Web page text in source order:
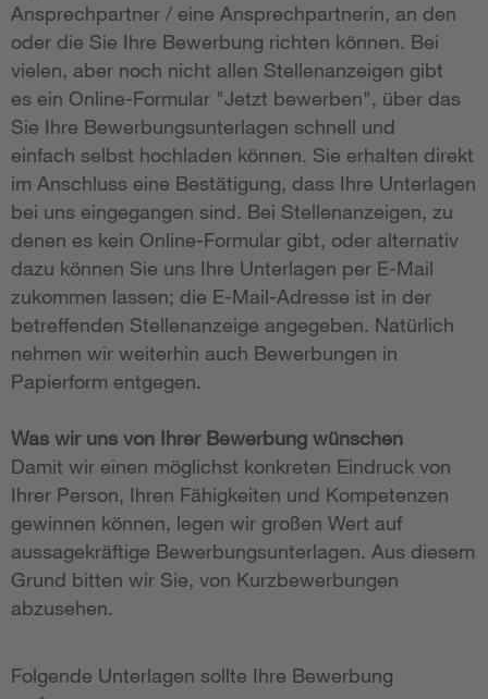
Ansprechpartner / eine Ansprechpartnerin, an den
oder die Sie Ihre Bewerbung richten können. Bei
vielen, aber noch nicht allen Stellenanzeigen gibt
es ein Online-Formular "Jetzt bewerben", über das
Sie Ihre Bewerbungsunterlagen schnell und
einfach selbst hochladen können. Sie erhalten direkt
im Anschluss eine Bestätigung, dass Ihre Unterlagen
bei uns eingegangen sind. Bei Stellenanzeigen, zu
denen es kein Online-Formular gibt, oder alternativ
dazu können Sie uns Ihre Unterlagen per E-Mail
zukommen lassen; die E-Mail-Adresse ist in der
betreffenden Stellenanzeige angegeben. Natürlich
nehmen wir weiterhin auch Bewerbungen in
Papierform entgegen.
Was wir uns von Ihrer Bewerbung wünschen
Damit wir einen möglichst konkreten Eindruck von
Ihrer Person, Ihren Fähigkeiten und Kompetenzen
gewinnen können, legen wir großen Wert auf
aussagekräftige Bewerbungsunterlagen. Aus diesem
Grund bitten wir Sie, von Kurzbewerbungen
abzusehen.
Folgende Unterlagen sollte Ihre Bewerbung